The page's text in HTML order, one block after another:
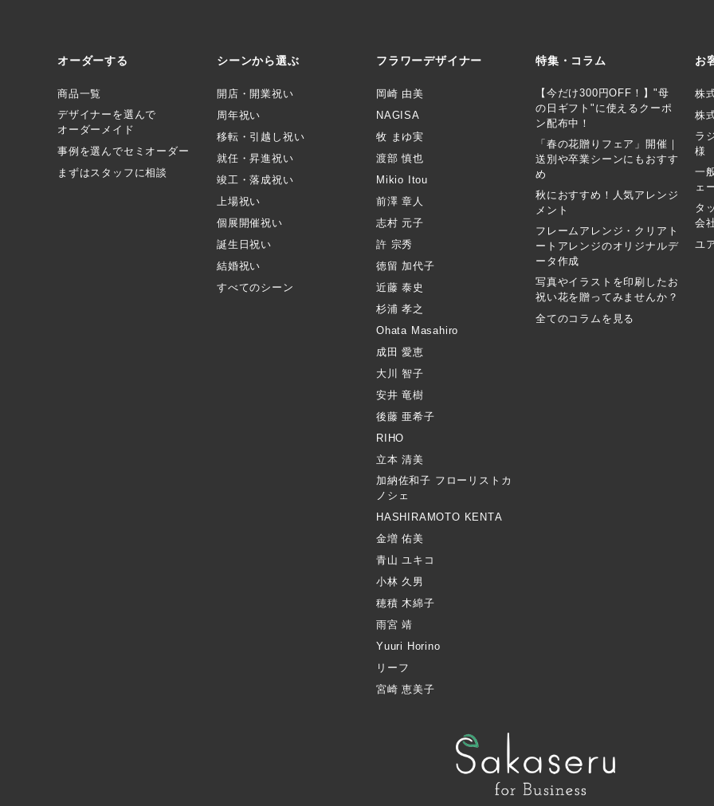
オーダーする
商品一覧
デザイナーを選んで
オーダーメイド
事例を選んでセミオーダー
まずはスタッフに相談
シーンから選ぶ
開店・開業祝い
周年祝い
移転・引越し祝い
就任・昇進祝い
竣工・落成祝い
上場祝い
個展開催祝い
誕生日祝い
結婚祝い
すべてのシーン
フラワーデザイナー
岡崎 由美
NAGISA
牧 まゆ実
渡部 慎也
Mikio Itou
前澤 章人
志村 元子
許 宗秀
徳留 加代子
近藤 泰史
杉浦 孝之
Ohata Masahiro
成田 愛恵
大川 智子
安井 竜樹
後藤 亜希子
RIHO
立本 清美
加納佐和子 フローリストカ
ノシェ
HASHIRAMOTO KENTA
金増 佑美
青山 ユキコ
小林 久男
穂積 木綿子
雨宮 靖
Yuuri Horino
リーフ
宮崎 恵美子
特集・コラム
【今だけ300円OFF！】"母
の日ギフト"に使えるクーポ
ン配布中！
「春の花贈りフェア」開催｜
送別や卒業シーンにもおすす
め
秋におすすめ！人気アレンジ
メント
フレームアレンジ・クリアト
ートアレンジのオリジナルデ
ータ作成
写真やイラストを印刷したお
祝い花を贈ってみませんか？
全てのコラムを見る
お
株
株
ラ
様
一
ェ
タ
会
ユ